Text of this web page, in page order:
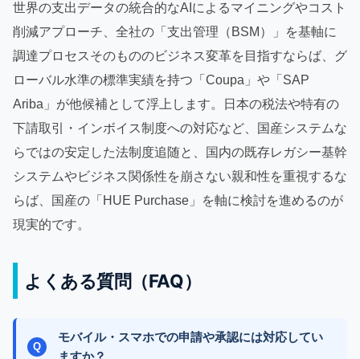
世界の支出データの統合的なAIによるマイニングやコスト
削減アプローチ、全社の「支出管理（BSM）」を基軸に
調達プロセスそのもののビジネス変革を目指すならば、グ
ローバル水準の標準実績を持つ「Coupa」や「SAP
Ariba」が他候補として浮上します。日本の税法や特有の
下請取引・インボイス制度への対応など、国産システムな
らではの安定した法制度追随と、国内の既存レガシー基幹
システムやビジネス関係性を崩さない親和性を重視するな
らば、国産の「HUE Purchase」を軸に検討を進めるのが
現実的です。
よくある質問（FAQ）
モバイル・スマホでの申請や承認には対応してい
ますか？